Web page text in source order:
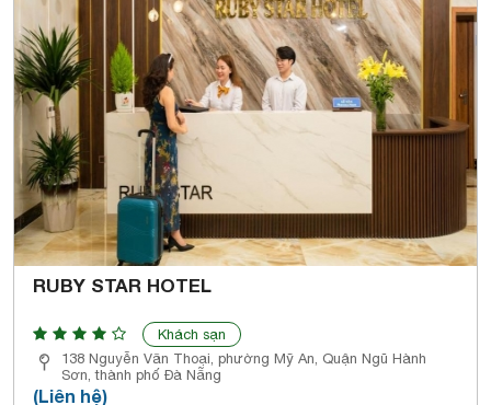
RUBY STAR HOTEL
Khách sạn
138 Nguyễn Văn Thoại, phường Mỹ An, Quận Ngũ Hành
Sơn, thành phố Đà Nẵng
(Liên hệ)